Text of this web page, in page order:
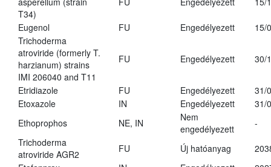
T34)
Eugenol FU Engedélyezett
15/
Trichoderma
atroviride (formerly T.
harzianum) strains
IMI 206040 and T11
FU Engedélyezett 30/
Etridiazole FU Engedélyezett
31/
Etoxazole
IN Engedélyezett
31/
Ethoprophos
NE, IN
Nem
engedélyezett
-
Trichoderma
atroviride AGR2
FU Új hatóanyag